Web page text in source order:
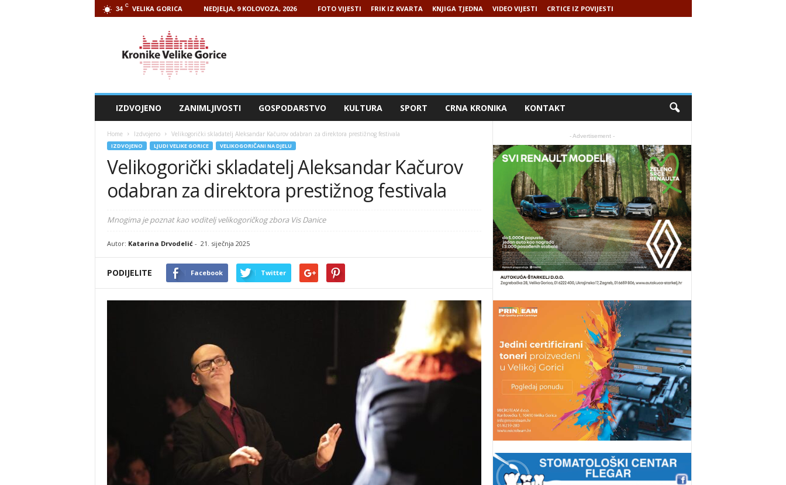
34 C VELIKA GORICA NEDJELJA, 9 KOLOVOZA, 2026 FOTO VIJESTI FRIK IZ KVARTA KNJIGA TJEDNA VIDEO VIJESTI CRTICE IZ POVIJESTI
IZDVOJENO ZANIMLJIVOSTI GOSPODARSTVO KULTURA SPORT CRNA KRONIKA KONTAKT
Home Izdvojeno Velikogorički skladatelj Aleksandar Kačurov odabran za direktora prestižnog festivala
IZDVOJENO LJUDI VELIKE GORICE VELIKOGORIČANI NA DJELU
Velikogorički skladatelj Aleksandar Kačurov
odabran za direktora prestižnog festivala
Mnogima je poznat kao voditelj velikogoričkog zbora Vis Danice
Autor: Katarina Drvodelić- 21. siječnja 2025
PODIJELITE Facebook Twitter
- Advertisement -